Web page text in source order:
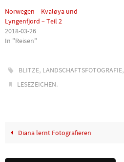
Norwegen – Kvaløya und
Lyngenfjord – Teil 2
2018-03-26
In "Reisen"
BLITZE, LANDSCHAFTSFOTOGRAFIE,
LESEZEICHEN.
Diana lernt Fotografieren